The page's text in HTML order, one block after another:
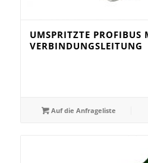
UMSPRITZTE PROFIBUS
VERBINDUNGSLEITUNG
Auf die Anfrageliste